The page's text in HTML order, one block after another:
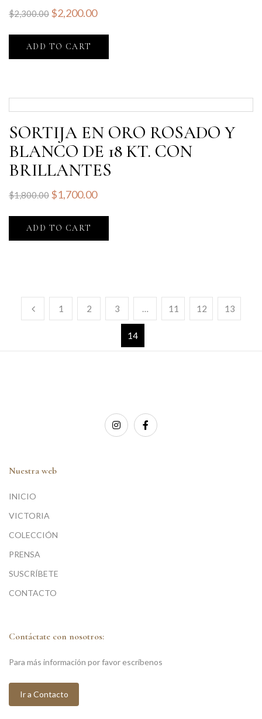
$2,300.00 $2,200.00
ADD TO CART
SORTIJA EN ORO ROSADO Y
BLANCO DE 18 KT. CON
BRILLANTES
$1,800.00 $1,700.00
ADD TO CART
1 2 3 … 11 12 13
14
Contáctate con nosotros:
Para más información por favor escríbenos
Ir a Contacto
Nuestra web
INICIO
VICTORIA
COLECCIÓN
PRENSA
SUSCRÍBETE
CONTACTO